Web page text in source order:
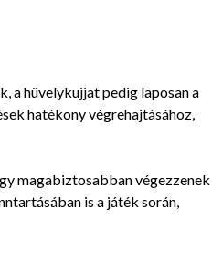
a hüvelykujjat pedig laposan a
hatékony végrehajtásához,
magabiztosabban végezzenek
is a játék során,